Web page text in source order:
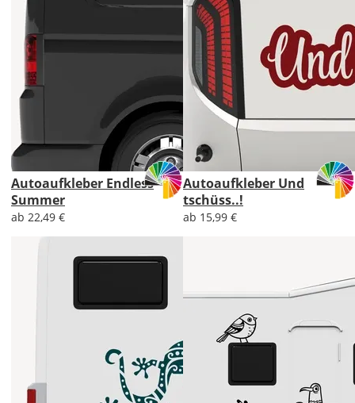
Autoaufkleber Endless
Summer
ab 22,49 €
Autoaufkleber Und
tschüss..!
ab 15,99 €